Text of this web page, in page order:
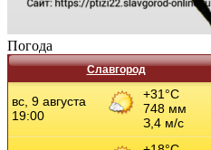
Погода
Славгород